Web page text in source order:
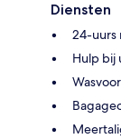
Diensten
24-uurs
Hulp bij